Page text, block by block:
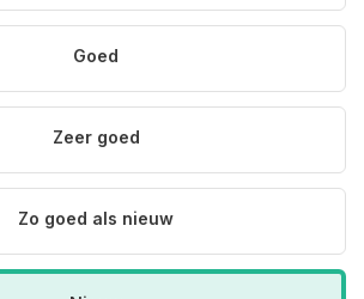
Goed
Zeer goed
Zo goed als nieuw